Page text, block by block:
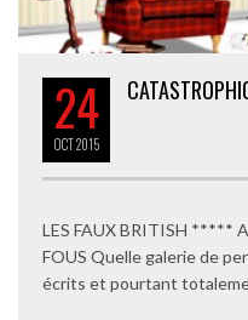
24
OCT2015
LES FAUX BRITISH *****
FOUS Quelle galerie de
écrits et pourtant